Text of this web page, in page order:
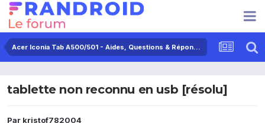
Acer Iconia Tab A500/501 - Aides, Questions & Réponses
tablette non reconnu en usb [résolu]
Par kristof782004